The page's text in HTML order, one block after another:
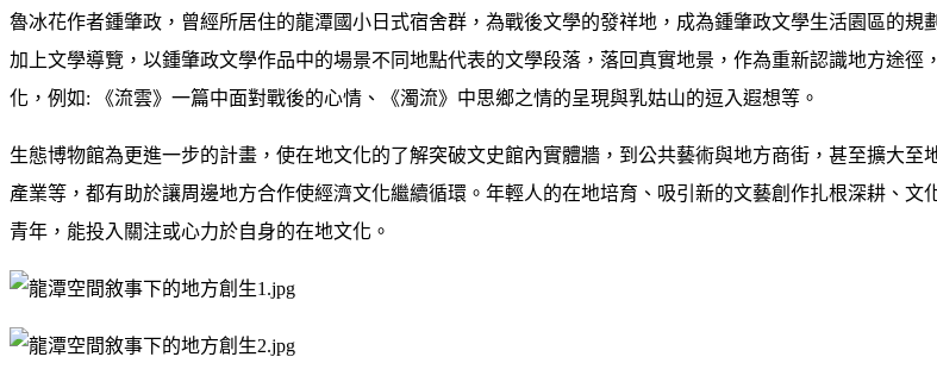
魯冰花作者鍾肇政，曾經所居住的龍潭國小日式宿舍群，為戰後文學的發祥地，成為鍾肇政文學生活園區的
加上文學導覽，以鍾肇政文學作品中的場景不同地點代表的文學段落，落回真實地景，作為重新認識地方途
化，例如: 《流雲》一篇中面對戰後的心情、《濁流》中思鄉之情的呈現與乳姑山的逗入遐想等。
生態博物館為更進一步的計畫，使在地文化的了解突破文史館內實體牆，到公共藝術與地方商街，甚至擴大
產業等，都有助於讓周邊地方合作使經濟文化繼續循環。年輕人的在地培育、吸引新的文藝創作扎根深耕、
青年，能投入關注或心力於自身的在地文化。